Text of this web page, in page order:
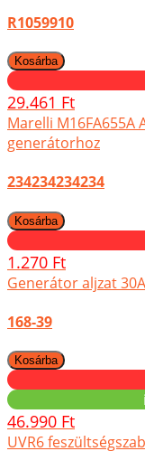
R1059910
29.461 Ft
Marelli M16FA655A
generátorhoz
234234234234
1.270 Ft
Generátor aljzat
168-39
46.990 Ft
UVR6